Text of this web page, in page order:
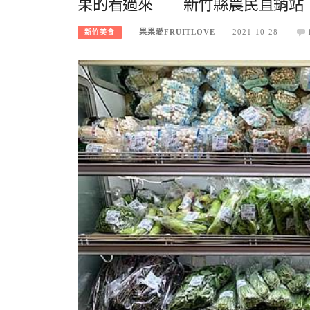
果的看過來 新竹縣農民直銷站
新竹美食 果果愛FRUITLOVE 2021-10-28